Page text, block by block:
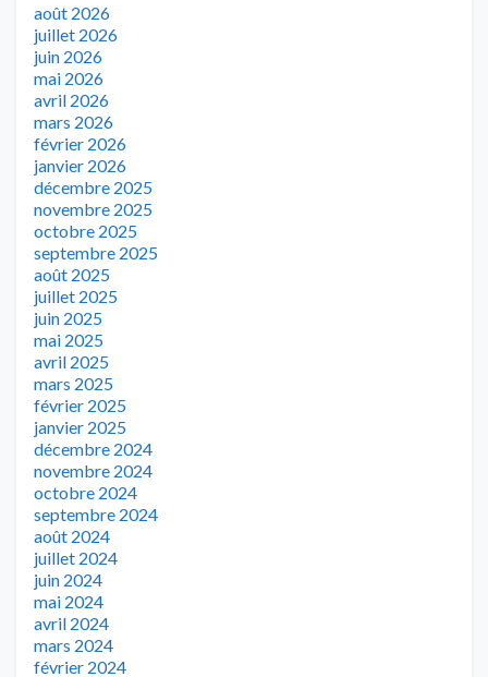
août 2026
juillet 2026
juin 2026
mai 2026
avril 2026
mars 2026
février 2026
janvier 2026
décembre 2025
novembre 2025
octobre 2025
septembre 2025
août 2025
juillet 2025
juin 2025
mai 2025
avril 2025
mars 2025
février 2025
janvier 2025
décembre 2024
novembre 2024
octobre 2024
septembre 2024
août 2024
juillet 2024
juin 2024
mai 2024
avril 2024
mars 2024
février 2024